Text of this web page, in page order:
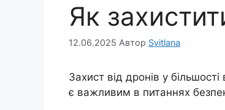
Як
12.06.2025 Автор Svitlana
Захист від дронів у
є важливим в питаннях